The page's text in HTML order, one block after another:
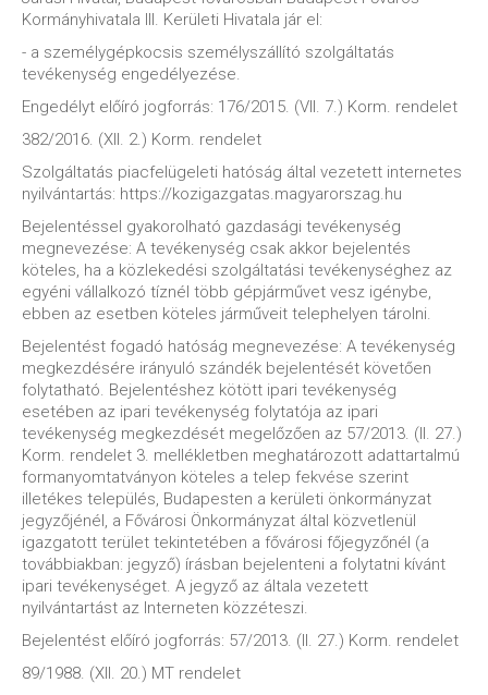
Kormányhivatala III. Kerületi Hivatala jár el:
- a személygépkocsis személyszállító szolgáltatás
tevékenység engedélyezése.
Engedélyt előíró jogforrás: 176/2015. (VII. 7.) Korm. rendelet
382/2016. (XII. 2.) Korm. rendelet
Szolgáltatás piacfelügeleti hatóság által vezetett internetes
nyilvántartás: https://kozigazgatas.magyarorszag.hu
Bejelentéssel gyakorolható gazdasági tevékenység
megnevezése: A tevékenység csak akkor bejelentés
köteles, ha a közlekedési szolgáltatási tevékenységhez az
egyéni vállalkozó tíznél több gépjárművet vesz igénybe,
ebben az esetben köteles járműveit telephelyen tárolni.
Bejelentést fogadó hatóság megnevezése: A tevékenység
megkezdésére irányuló szándék bejelentését követően
folytatható. Bejelentéshez kötött ipari tevékenység
esetében az ipari tevékenység folytatója az ipari
tevékenység megkezdését megelőzően az 57/2013. (II. 27.)
Korm. rendelet 3. mellékletben meghatározott adattartalmú
formanyomtatványon köteles a telep fekvése szerint
illetékes település, Budapesten a kerületi önkormányzat
jegyzőjénél, a Fővárosi Önkormányzat által közvetlenül
igazgatott terület tekintetében a fővárosi főjegyzőnél (a
továbbiakban: jegyző) írásban bejelenteni a folytatni kívánt
ipari tevékenységet. A jegyző az általa vezetett
nyilvántartást az Interneten közzéteszi.
Bejelentést előíró jogforrás: 57/2013. (II. 27.) Korm. rendelet
89/1988. (XII. 20.) MT rendelet